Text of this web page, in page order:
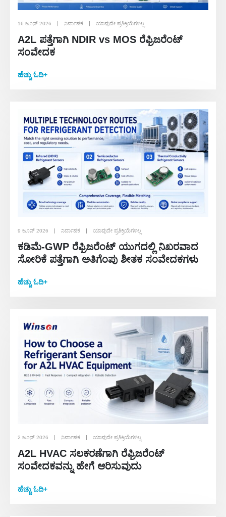
16 ಜೂನ್ 2026 ನಿರ್ವಾಹಕ ಯಾವುದೇ ಪ್ರತಿಕ್ರಿಯೆಗಳಿಲ್ಲ
A2L ಪತ್ತೆಗಾಗಿ NDIR vs MOS ರೆಫ್ರಿಜರೆಂಟ್
ಸಂವೇದಕ
ಹೆಚ್ಚು ಓದಿ+
9 ಜೂನ್ 2026 ನಿರ್ವಾಹಕ ಯಾವುದೇ ಪ್ರತಿಕ್ರಿಯೆಗಳಿಲ್ಲ
ಕಡಿಮೆ-GWP ರೆಫ್ರಿಜರೆಂಟ್ ಯುಗದಲ್ಲಿ ನಿಖರವಾದ
ಸೋರಿಕೆ ಪತ್ತೆಗಾಗಿ ಅತಿಗೆಂಪು ಶೀತಕ ಸಂವೇದಕಗಳು
ಹೆಚ್ಚು ಓದಿ+
2 ಜೂನ್ 2026 ನಿರ್ವಾಹಕ ಯಾವುದೇ ಪ್ರತಿಕ್ರಿಯೆಗಳಿಲ್ಲ
A2L HVAC ಸಲಕರಣೆಗಾಗಿ ರೆಫ್ರಿಜರೆಂಟ್
ಸಂವೇದಕವನ್ನು ಹೇಗೆ ಆರಿಸುವುದು
ಹೆಚ್ಚು ಓದಿ+